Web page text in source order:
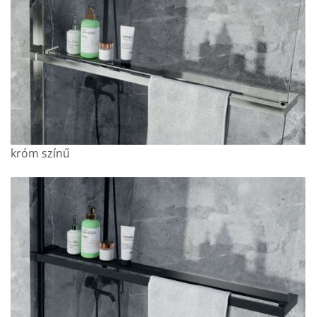
króm színű